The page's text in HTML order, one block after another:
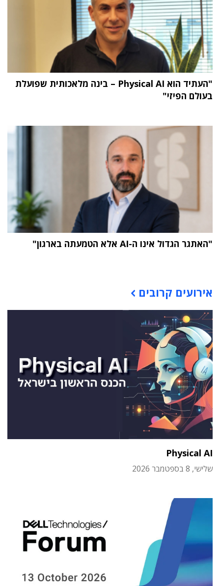
"העתיד הוא Physical AI – בינה מלאכותית שפועלת
בעולם הפיזי"
"האתגר הגדול אינו ה-AI אלא הטמעתה בארגון"
אירועים קרובים
Physical AI
שלישי, 8 בספטמבר 2026